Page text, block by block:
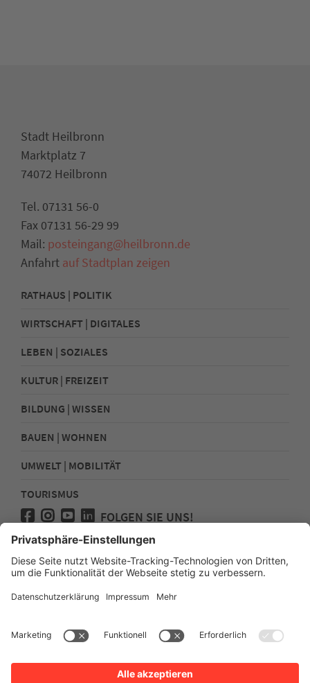
Stadt Heilbronn
Marktplatz 7
74072 Heilbronn
Tel. 07131 56-0
Fax 07131 56-29 99
Mail: posteingang@heilbronn.de
Anfahrt auf Stadtplan zeigen
RATHAUS | POLITIK
WIRTSCHAFT | DIGITALES
LEBEN | SOZIALES
KULTUR | FREIZEIT
BILDUNG | WISSEN
BAUEN | WOHNEN
UMWELT | MOBILITÄT
TOURISMUS
FOLGEN SIE UNS!
Presse
Kontakt
Impressum
Sitemap